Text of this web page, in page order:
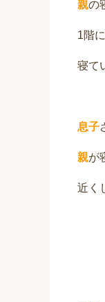
親の
1階
寝て
息子
親が
近く